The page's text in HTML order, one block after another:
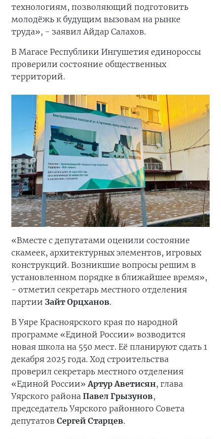
технологиям, позволяющий подготовить
молодёжь к будущим вызовам на рынке
труда», - заявил Айдар Салахов.
В Магасе Республики Ингушетия единороссы
проверили состояние общественных
территорий.
«Вместе с депутатами оценили состояние
скамеек, архитектурных элементов, игровых
конструкций. Возникшие вопросы решим в
установленном порядке в ближайшее время»,
- отметил секретарь местного отделения
партии Зайт Орцханов.
В Уяре Красноярского края по народной
программе «Единой России» возводится
новая школа на 550 мест. Её планируют сдать 1
декабря 2025 года. Ход строительства
проверил секретарь местного отделения
«Единой России»Артур Аветисян, глава
Уярского района Павел Грызунов,
председатель Уярского районного Совета
депутатов Сергей Старцев.